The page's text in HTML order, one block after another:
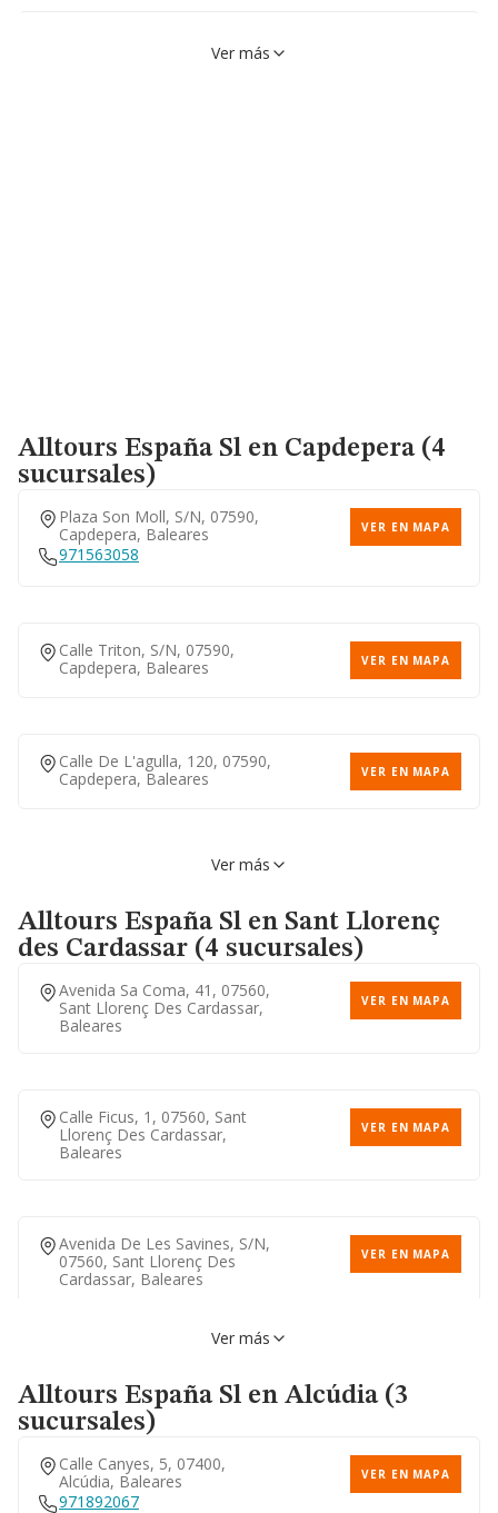
Ver más
Alltours España Sl en Capdepera (4
sucursales)
Plaza Son Moll, S/n, 07590,
Capdepera, Baleares
VER EN MAPA
971563058
Calle Triton, S/n, 07590,
Capdepera, Baleares
VER EN MAPA
Calle De L'agulla, 120, 07590,
Capdepera, Baleares
VER EN MAPA
Calle Monturiol, S/n, 07590,
Ver más
Alltours España Sl en Sant Llorenç
des Cardassar (4 sucursales)
Avenida Sa Coma, 41, 07560,
Sant Llorenç Des Cardassar,
Baleares
VER EN MAPA
Calle Ficus, 1, 07560, Sant
Llorenç Des Cardassar,
Baleares
VER EN MAPA
Avenida De Les Savines, S/n,
07560, Sant Llorenç Des
Cardassar, Baleares
VER EN MAPA
07560, Sant Llorenç Des
Cardassar, Baleares
VER EN MAPA
Ver más
Alltours España Sl en Alcúdia (3
sucursales)
Calle Canyes, 5, 07400,
Alcúdia, Baleares
VER EN MAPA
971892067